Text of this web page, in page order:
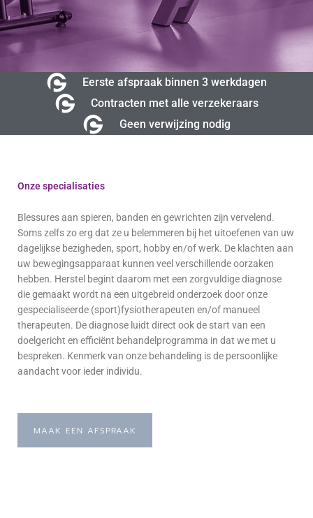
Eerste afspraak binnen 3 werkdagen
Contracten met alle verzekeraars
Geen verwijzing nodig
Onze specialisaties
Blessures aan spieren, banden en gewrichten zijn vervelend.
Soms zelfs zo erg dat ze u belemmeren bij het uitoefenen van uw
dagelijkse bezigheden, sport, hobby en/of werk. De klachten aan
uw bewegingsapparaat kunnen veel verschillende oorzaken
hebben. Herstel begint daarom met een zorgvuldige diagnose
die gemaakt wordt na een uitgebreid onderzoek door onze
gespecialiseerde (sport)fysiotherapeuten en/of manueel
therapeuten. De diagnose luidt direct ook de start van een
doelgericht en efficiënt behandelprogramma in dat we met u
bespreken. Kenmerk van onze behandeling is de persoonlijke
aandacht voor ieder individu.
MAAK EEN AFSPRAAK